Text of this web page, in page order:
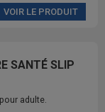
VOIR LE PRODUIT
SANTÉ SLIP
adulte.